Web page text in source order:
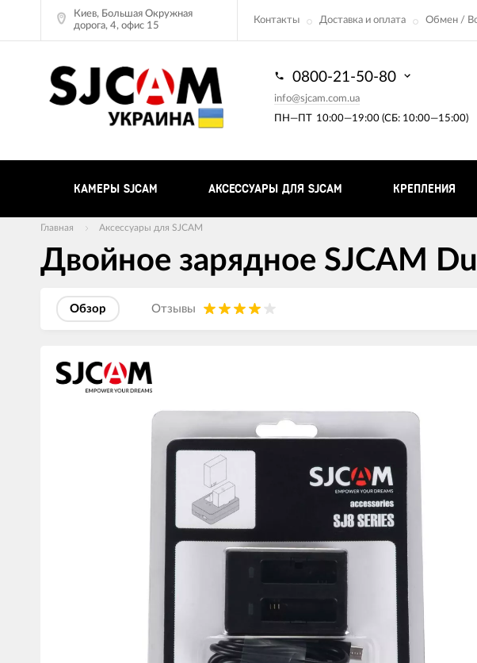
Киев, Большая Окружная
дорога, 4, офис 15
Контакты Доставка и оплата Обмен /
ПН—ПТ 10:00—19:00 (СБ: 10:00—15:00)
0800-21-50-80
info@sjcam.com.ua
КАМЕРЫ SJCAM АКСЕССУАРЫ ДЛЯ SJCAM КРЕПЛЕНИЯ
Главная Аксессуары для SJCAM
Двойное зарядное SJCAM
Обзор Отзывы
товаров